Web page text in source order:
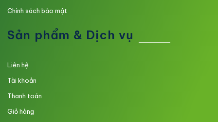
Chính sách bảo mật
Sản phẩm & Dịch vụ
Liên hệ
Tài khoản
Thanh toán
Giỏ hàng